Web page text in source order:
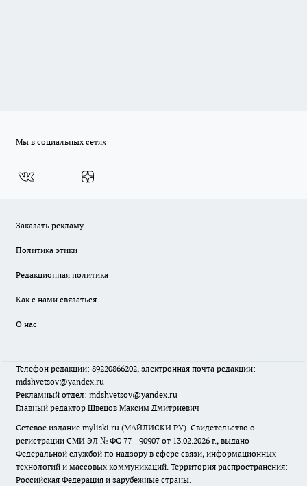
Мы в социальных сетях
Заказать рекламу
Политика этики
Редакционная политика
Как с нами связаться
О нас
Телефон редакции: 89220866202, электронная почта редакции:
mdshvetsov@yandex.ru
Рекламный отдел: mdshvetsov@yandex.ru
Главный редактор Швецов Максим Дмитриевич
Сетевое издание myliski.ru (МАЙЛИСКИ.РУ). Свидетельство о
регистрации СМИ ЭЛ № ФС 77 - 90907 от 13.02.2026 г., выдано
Федеральной службой по надзору в сфере связи, информационных
технологий и массовых коммуникаций. Территория распространения:
Российская Федерация и зарубежные страны.